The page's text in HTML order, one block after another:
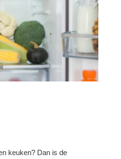
keuken? Dan is de